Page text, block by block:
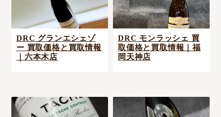
DRC グランエシェゾ
ー 買取価格と買取情報
｜六本木店
DRC モンラッシェ 買
取価格と買取情報｜福
岡天神店